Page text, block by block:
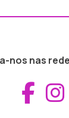
nos nas